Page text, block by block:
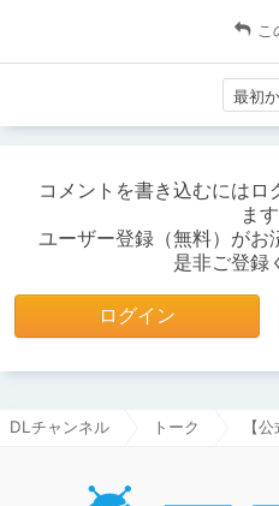
最初
コメントを書き込むにはロ
ます
ユーザー登録（無料）がお
是非ご登録
ログイン
DLチャンネル トーク 【